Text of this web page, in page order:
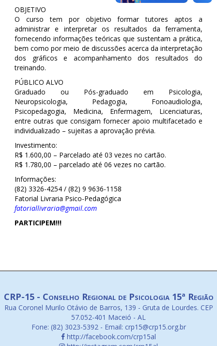
OBJETIVO
O curso tem por objetivo formar tutores aptos a
administrar e interpretar os resultados da ferramenta,
fornecendo informações teóricas que sustentam a prática,
bem como por meio de discussões acerca da interpretação
dos gráficos e acompanhamento dos resultados do
treinando.
PÚBLICO ALVO
Graduado ou Pós-graduado em Psicologia,
Neuropsicologia, Pedagogia, Fonoaudiologia,
Psicopedagogia, Medicina, Enfermagem, Licenciaturas,
entre outras que consigam fornecer apoio multifacetado e
individualizado – sujeitas a aprovação prévia.
Investimento:
R$ 1.600,00 – Parcelado até 03 vezes no cartão.
R$ 1.780,00 – parcelado até 06 vezes no cartão.
Informações:
(82) 3326-4254 / (82) 9 9636-1158
Fatorial Livraria Psico-Pedagógica
fatoriallivraria@gmail.com
PARTICIPEM!!!
CRP-15 - Conselho Regional de Psicologia 15ª Região
Rua Coronel Murilo Otávio de Barros, 139 - Gruta de Lourdes. CEP
57.052-401 Maceió - AL
Fone: (82) 3023-5392 - Email: crp15@crp15.org.br
http://facebook.com/crp15al